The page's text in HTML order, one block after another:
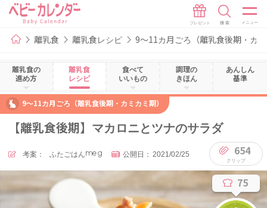
離乳食 離乳食レシピ 9～11カ月ごろ（離乳食後期・カ
離乳食の
進め方
離乳食
レシピ
食べて
いいもの
調理の
きほん
あんしん
基準
9～11カ月ごろ（離乳食後期・カミカミ期）
【離乳食後期】マカロニとツナのサラダ
考案： ふたごはんmeg 公開日： 2021/02/25 654
75